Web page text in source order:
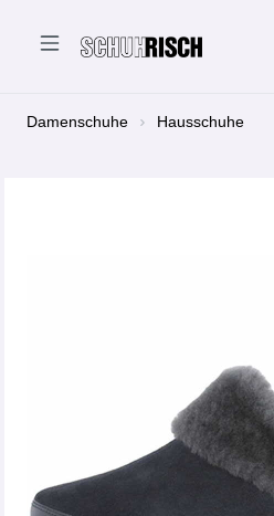
Damenschuhe Hausschuhe